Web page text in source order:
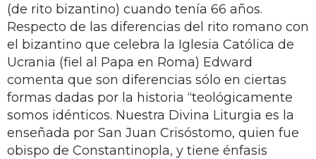
(de rito bizantino) cuando tenía 66 años.
Respecto de las diferencias del rito romano con
el bizantino que celebra la Iglesia Católica de
Ucrania (fiel al Papa en Roma) Edward
comenta que son diferencias sólo en ciertas
formas dadas por la historia “teológicamente
somos idénticos. Nuestra Divina Liturgia es la
enseñada por San Juan Crisóstomo, quien fue
obispo de Constantinopla, y tiene énfasis